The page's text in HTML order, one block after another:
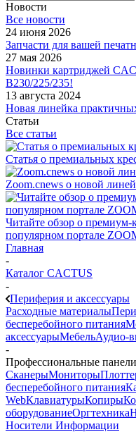
Новости
Все новости
24 июня 2026
Запчасти для вашей
27 мая 2026
Новинки картриджей
B230/225/235!
13 августа 2024
Новая линейка
Статьи
Все статьи
Статья о премиальных
Zoom.cnews о новой
Читайте обзор о премиум-
популярном портале
Главная
-
Каталог CACTUS
-
Периферия и аксессуары
Расходные материалы
бесперебойного питания
аксессуарыМебельАудио-
-
Профессиональные панели
СканерыМониторы
бесперебойного питания
WebКлавиатурыКопиры
оборудованиеОргтехника
Носители Информации